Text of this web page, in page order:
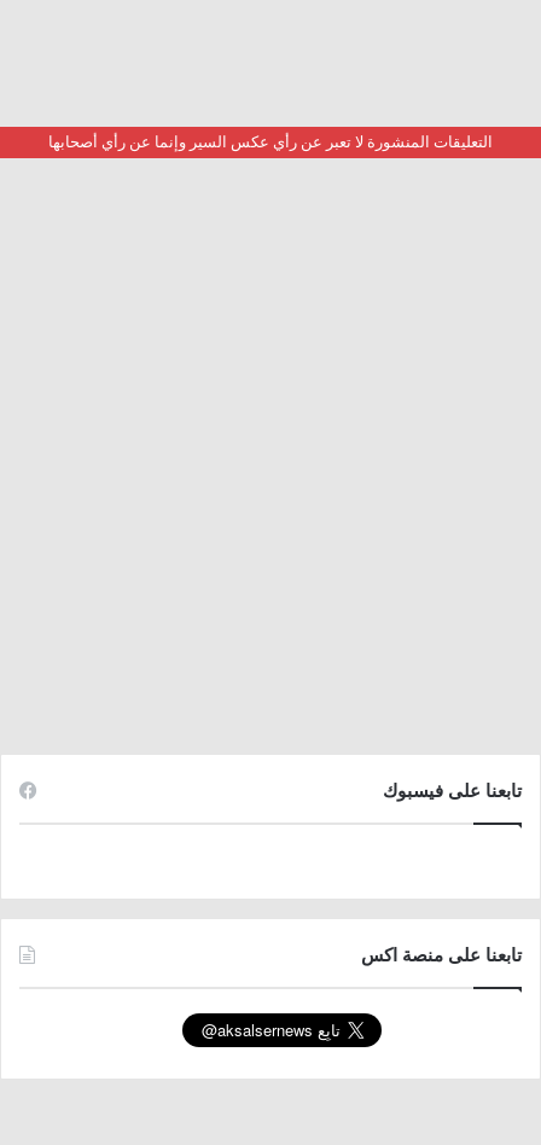
التعليقات المنشورة لا تعبر عن رأي عكس السير وإنما عن رأي أصحابها
تابعنا على فيسبوك
تابعنا على منصة اكس